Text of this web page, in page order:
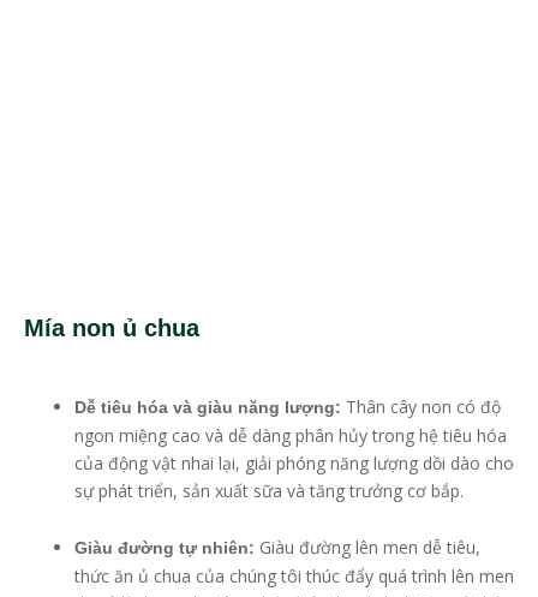
Mía non ủ chua
Dễ tiêu hóa và giàu năng lượng: Thân cây non có độ
ngon miệng cao và dễ dàng phân hủy trong hệ tiêu hóa
của động vật nhai lại, giải phóng năng lượng dồi dào cho
sự phát triển, sản xuất sữa và tăng trưởng cơ bắp.
Giàu đường tự nhiên: Giàu đường lên men dễ tiêu,
thức ăn ủ chua của chúng tôi thúc đẩy quá trình lên men